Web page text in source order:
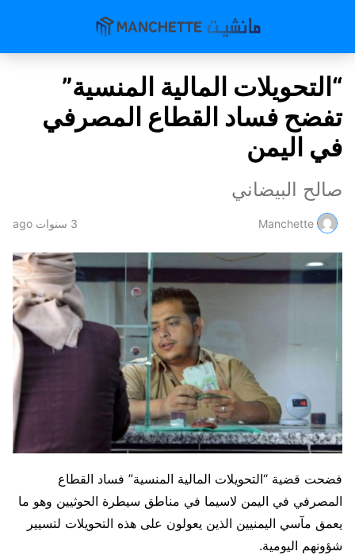
“التحويلات المالية المنسية”
تفضح فساد القطاع المصرفي
في اليمن
صالح البيضاني
Manchette 3 سنوات ago
فضحت قضية “التحويلات المالية المنسية” فساد القطاع
المصرفي في اليمن لاسيما في مناطق سيطرة الحوثيين وهو ما
يعمق مآسي اليمنيين الذين يعولون على هذه التحويلات لتسيير
شؤونهم اليومية.